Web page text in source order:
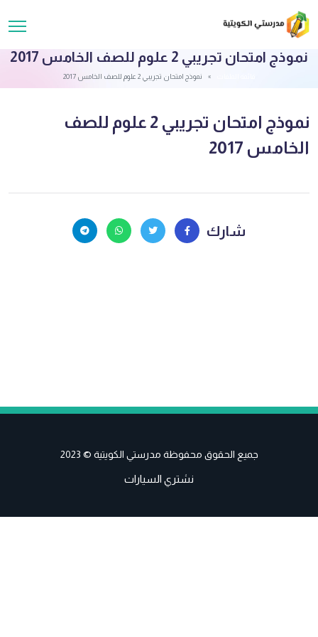
نموذج امتحان تجريبي 2 علوم للصف الخامس 2017
نموذج امتحان تجريبي 2 علوم للصف الخامس 2017
نموذج امتحان تجريبي 2 علوم للصف
الخامس 2017
شارك
جميع الحقوق محفوظة مدرستي الكويتية © 2023
نشتري السيارات